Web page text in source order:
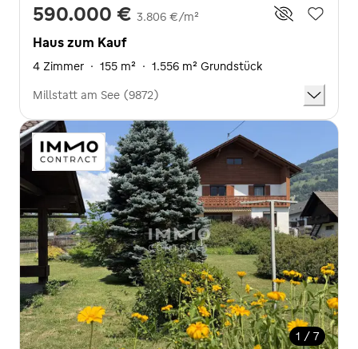
590.000 € 3.806 €/m²
Haus zum Kauf
4 Zimmer · 155 m² · 1.556 m² Grundstück
Millstatt am See (9872)
1 / 7